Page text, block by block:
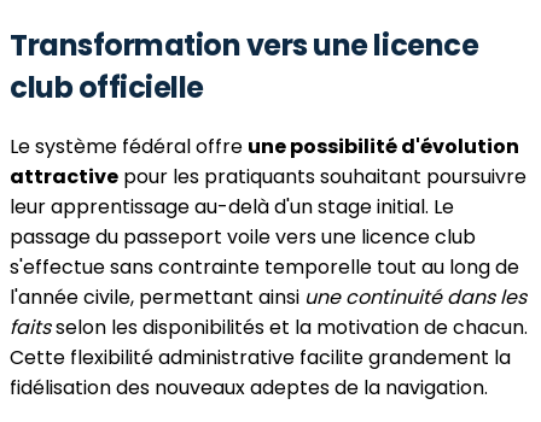
Transformation vers une licence
club officielle
Le système fédéral offre une possibilité d'évolution
attractive pour les pratiquants souhaitant poursuivre
leur apprentissage au-delà d'un stage initial. Le
passage du passeport voile vers une licence club
s'effectue sans contrainte temporelle tout au long de
l'année civile, permettant ainsi une continuité dans les
faitsselon les disponibilités et la motivation de chacun.
Cette flexibilité administrative facilite grandement la
fidélisation des nouveaux adeptes de la navigation.